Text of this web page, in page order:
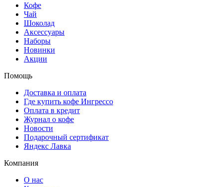
Кофе
Чай
Шоколад
Аксессуары
Наборы
Новинки
Акции
Помощь
Доставка и оплата
Где купить кофе Ингрессо
Оплата в кредит
Журнал о кофе
Новости
Подарочный сертификат
Яндекс Лавка
Компания
О нас